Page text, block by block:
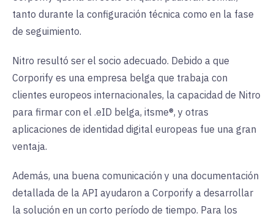
tanto durante la configuración técnica como en la fase
de seguimiento.
Nitro resultó ser el socio adecuado. Debido a que
Corporify es una empresa belga que trabaja con
clientes europeos internacionales, la capacidad de Nitro
para firmar con el .eID belga, itsme®, y otras
aplicaciones de identidad digital europeas fue una gran
ventaja.
Además, una buena comunicación y una documentación
detallada de la API ayudaron a Corporify a desarrollar
la solución en un corto período de tiempo. Para los